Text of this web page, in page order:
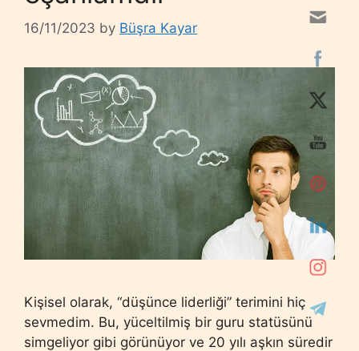
16/11/2023 by Büşra Kayar
Kişisel olarak, “düşünce liderliği” terimini hiç
sevmedim. Bu, yüceltilmiş bir guru statüsünü
simgeliyor gibi görünüyor ve 20 yılı aşkın süredir